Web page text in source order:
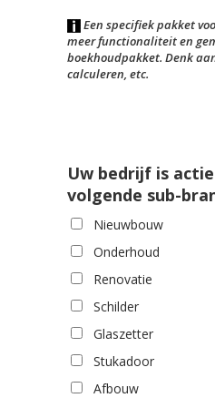
Een specifiek pakket
meer functionaliteit en
boekhoudpakket. Denk
calculeren, etc.
Uw bedrijf is
volgende sub-
Nieuwbouw
Onderhoud
Renovatie
Schilder
Glaszetter
Stukadoor
Afbouw